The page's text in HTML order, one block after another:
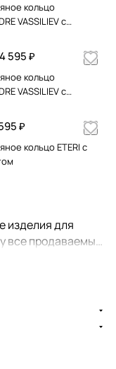
кольцо
VASSILIEV с
фианитами и
Swarovski
595 ₽
кольцо
VASSILIEV с
и марказитами
₽
кольцо ETERI с
изделия для
все продаваемые
ювелирного
украшений
камнями, а
составляют